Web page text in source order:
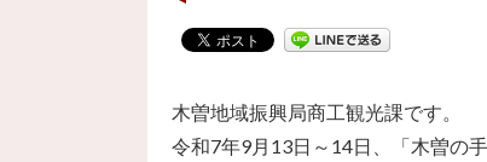
木曽地域振興局商工観光課です。
令和7年9月13日～14日、「木曽の